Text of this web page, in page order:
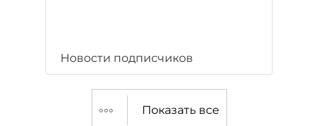
Новости подписчиков
Показать все